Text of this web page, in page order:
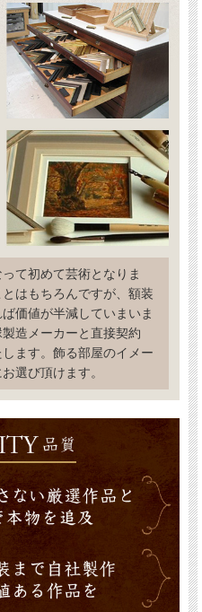
て初めて芸術となりま
はもちろんですが、額装
価値が半減していまいま
造メーカーと直接契約
ます。飾る部屋のイメー
選び頂けます。